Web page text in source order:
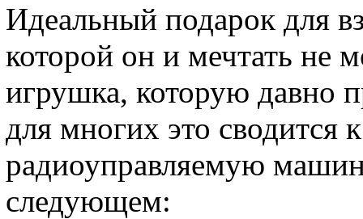
Идеальный подарок для
которой он и мечтать не
игрушка, которую давно
для многих это сводится
радиоуправляемую
следующем: